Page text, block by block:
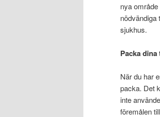
nya
nödvändiga
sjukhus.
Packa
När du har
packa. Det
inte
föremålen